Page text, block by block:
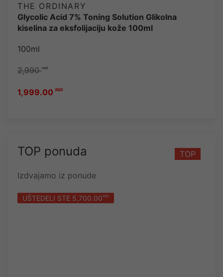
THE ORDINARY
Glycolic Acid 7% Toning Solution Glikolna
kiselina za eksfolijaciju kože 100ml
100ml
2,990rsd
1,999.00 RSD
TOP
TOP ponuda
Izdvajamo iz ponude
UŠTEDELI STE 5,700.00RSD